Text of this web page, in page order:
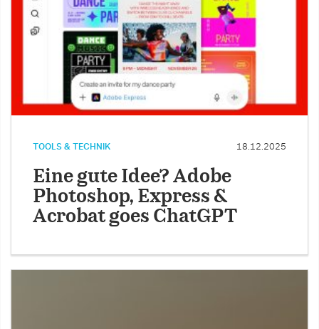
TOOLS & TECHNIK 18.12.2025
Eine gute Idee? Adobe
Photoshop, Express &
Acrobat goes ChatGPT